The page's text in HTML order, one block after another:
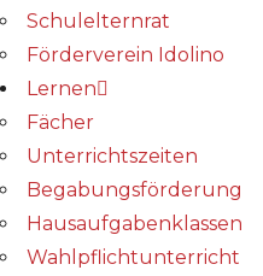
Schulelternrat
Förderverein Idolino
Lernen
Fächer
Unterrichtszeiten
Begabungs­förderung
Hausaufgabenklassen
Wahlpflichtunterricht